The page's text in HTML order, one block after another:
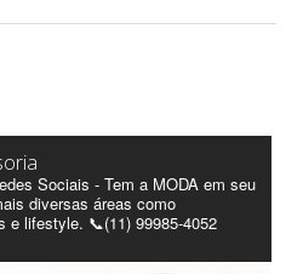
Sociais - Tem a MODA em seu
diversas áreas como
e lifestyle. 📞(11) 99985-4052